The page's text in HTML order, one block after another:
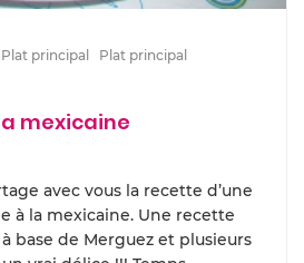
Plat principal
Plat principal
mexicaine
avec vous la recette d’une
à la mexicaine. Une recette
base de Merguez et plusieurs